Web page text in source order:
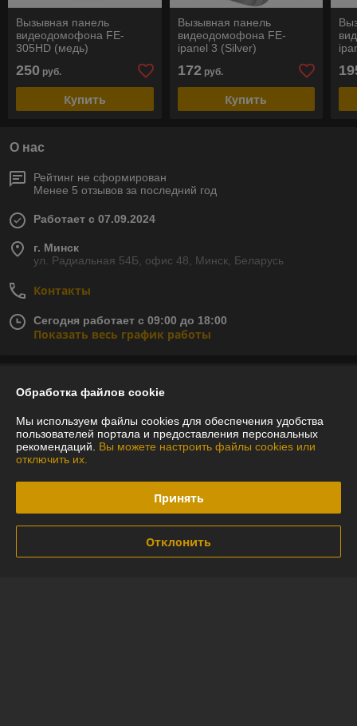
Вызывная панель
видеодомофона FE-
305HD (медь)
250 руб.
Купить
Вызывная панель
видеодомофона FE-
ipanel 3 (Silver)
172руб.
Купить
О нас
Рейтинг не сформирован
Менее 5 отзывов за последний год
Работает с 07.09.2024
г. Минск
ул. Радиальная 54Б, офис 48, Минск, Беларусь
Контакты
Сегодня работает с 09:00 до 18:00
Показать весь график работы
У компании пока нет отзывов, добавьте первый
О нас
Обработка файлов cookie
Мы используем файлы cookies для обеспечения удобства
пользователей портала и предоставления персональных
рекомендаций. Вы можете настроить файлы cookies или
отключить их.
Принять
Отклонить